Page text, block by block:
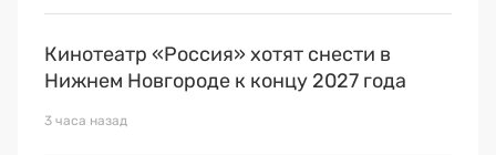
Кинотеатр «Россия» хотят снести в
Нижнем Новгороде к концу 2027 года
3 часа назад